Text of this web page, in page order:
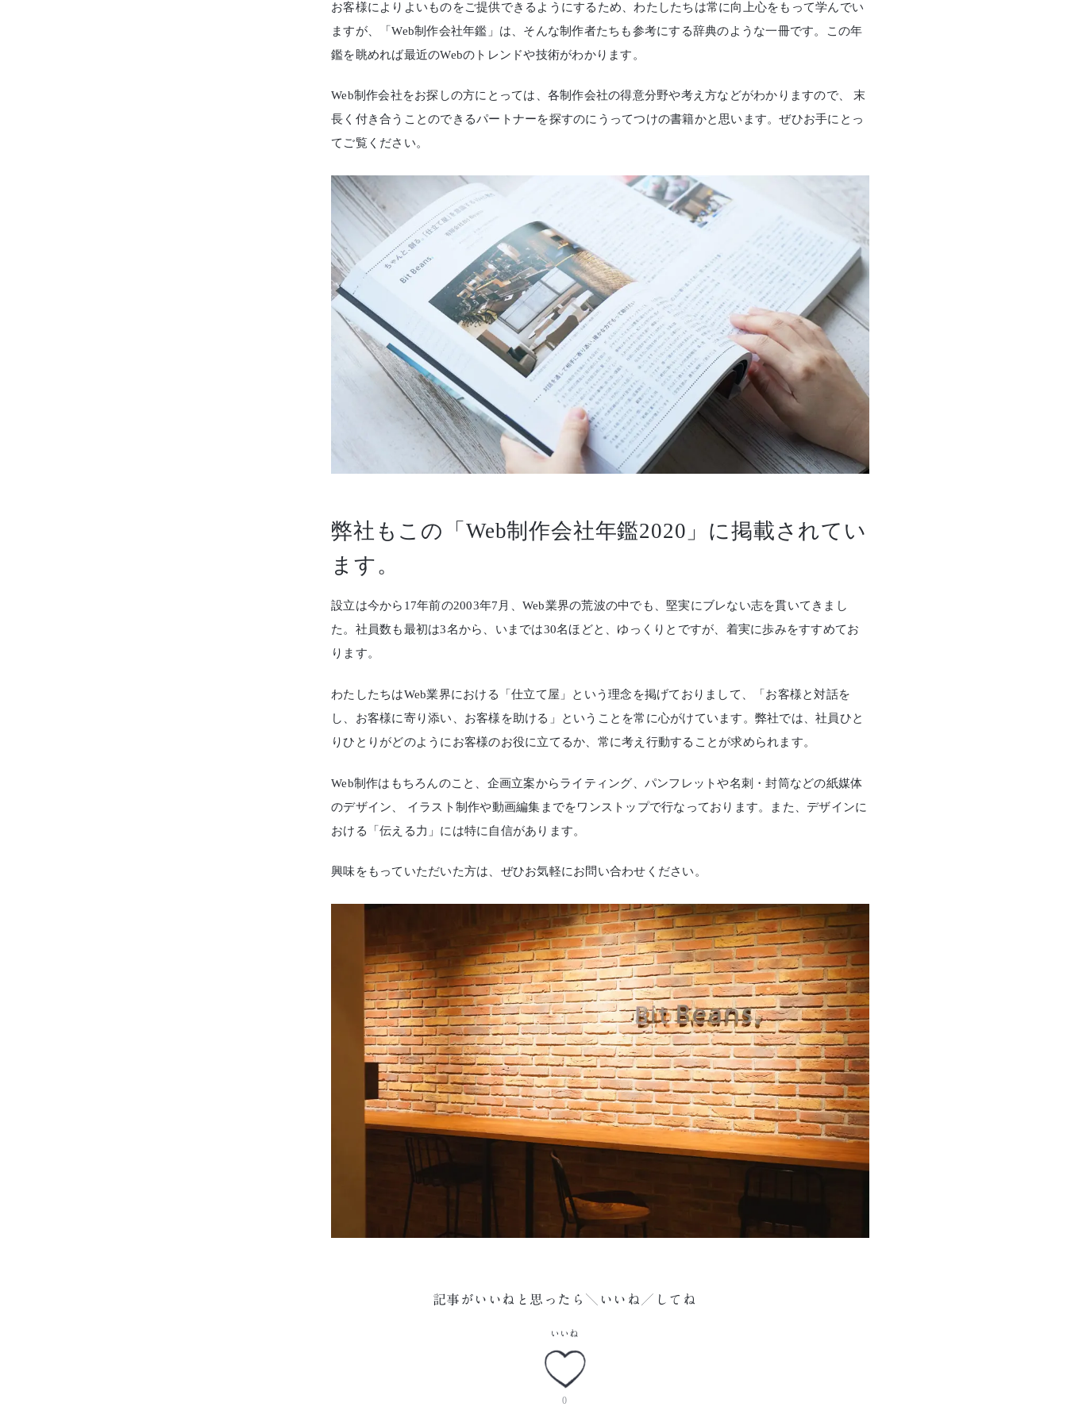
お客様によりよいものをご提供できるようにするため、わたしたちは常に向上心をもって学んでい
ますが、「Web制作会社年鑑」は、そんな制作者たちも参考にする辞典のような一冊です。この年
鑑を眺めれば最近のWebのトレンドや技術がわかります。
Web制作会社をお探しの方にとっては、各制作会社の得意分野や考え方などがわかりますので、 末
長く付き合うことのできるパートナーを探すのにうってつけの書籍かと思います。ぜひお手にとっ
てご覧ください。
弊社もこの「Web制作会社年鑑2020」に掲載されてい
ます。
設立は今から17年前の2003年7月、Web業界の荒波の中でも、堅実にブレない志を貫いてきまし
た。社員数も最初は3名から、いまでは30名ほどと、ゆっくりとですが、着実に歩みをすすめてお
ります。
わたしたちはWeb業界における「仕立て屋」という理念を掲げておりまして、「お客様と対話を
し、お客様に寄り添い、お客様を助ける」ということを常に心がけています。弊社では、社員ひと
りひとりがどのようにお客様のお役に立てるか、常に考え行動することが求められます。
Web制作はもちろんのこと、企画立案からライティング、パンフレットや名刺・封筒などの紙媒体
のデザイン、 イラスト制作や動画編集までをワンストップで行なっております。また、デザインに
おける「伝える力」には特に自信があります。
興味をもっていただいた方は、ぜひお気軽にお問い合わせください。
記事がいいねと思ったら＼いいね／してね
いいね
0